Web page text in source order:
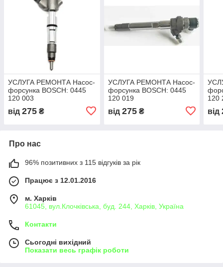
УСЛУГА РЕМОНТА Насос-
форсунка BOSCH: 0445
120 003
від 275 ₴
УСЛУГА РЕМОНТА Насос-
форсунка BOSCH: 0445
120 019
від 275₴
120
від
Про нас
96% позитивних з 115 відгуків за рік
Працює з 12.01.2016
м. Харків
61045, вул.Клочківська, буд. 244, Харків, Україна
Контакти
Сьогодні вихідний
Показати весь графік роботи